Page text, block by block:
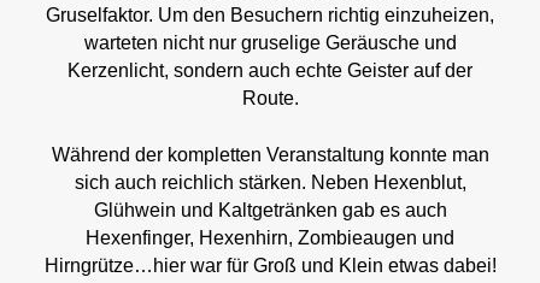
Gruselfaktor. Um den Besuchern richtig einzuheizen,
warteten nicht nur gruselige Geräusche und
Kerzenlicht, sondern auch echte Geister auf der
Route.
Während der kompletten Veranstaltung konnte man
sich auch reichlich stärken. Neben Hexenblut,
Glühwein und Kaltgetränken gab es auch
Hexenfinger, Hexenhirn, Zombieaugen und
Hirngrütze…hier war für Groß und Klein etwas dabei!